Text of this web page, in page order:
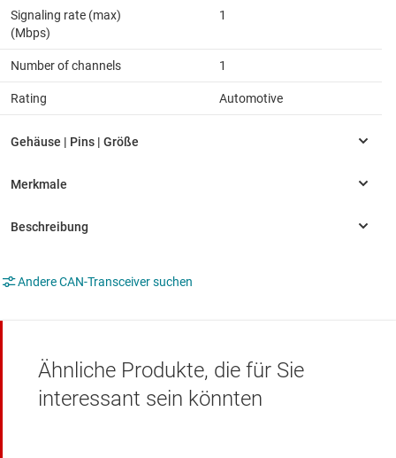
Signaling rate (max)
(Mbps)
1
Number of channels 1
Rating Automotive
Andere CAN-Transceiver suchen
Ähnliche Produkte, die für Sie
interessant sein könnten